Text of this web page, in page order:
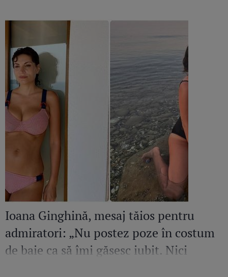
Ioana Ginghină, mesaj tăios pentru
admiratori: „Nu postez poze în costum
de baie ca să îmi găsesc iubit. Nici